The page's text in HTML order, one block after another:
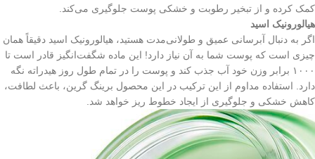
کمک کرده و از تبخیر رطوبت و خشکی پوست جلوگیری می‌کند.
هیالورونیک اسید
اگر به دنبال آبرسانی عمیق و طولانی‌مدت هستید، هیالورونیک اسید دقیقاً همان
چیزی است که پوست شما به آن نیاز دارد! این ماده شگفت‌انگیز قادر است تا
۱۰۰۰ برابر وزن خود آب جذب کند و پوست را در تمام طول روز هیدراته نگه
دارد. استفاده مداوم از این ترکیب در این محصول برینگ گرین، باعث لطافت،
کاهش خشکی و جلوگیری از ایجاد خطوط ریز خواهد شد.